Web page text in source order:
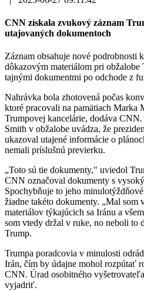
CNN získala zvukový záznam
utajovaných dokumentoch
Záznam obsahuje nové podrobnosti
dôkazovým materiálom pri obžalobe
tajnými dokumentmi po odchode z
Nahrávka bola zhotovená počas
ktoré pracovali na pamätiach Marka
Trumpovej kancelárie, dodáva
Smith v obžalobe uvádza, že
ukazoval utajené informácie o
nemali príslušnú previerku.
„Toto sú tie dokumenty," uviedol
CNN označoval dokumenty s
Spochybňuje to jeho
žiadne takéto dokumenty. „Mal som
materiálov týkajúcich sa Iránu a
som vtedy držal v ruke, no neboli to
Trump.
Trumpa poradcovia v minulosti
Irán, čím by údajne mohol rozpútať
CNN. Úrad osobitného
vyjadriť.